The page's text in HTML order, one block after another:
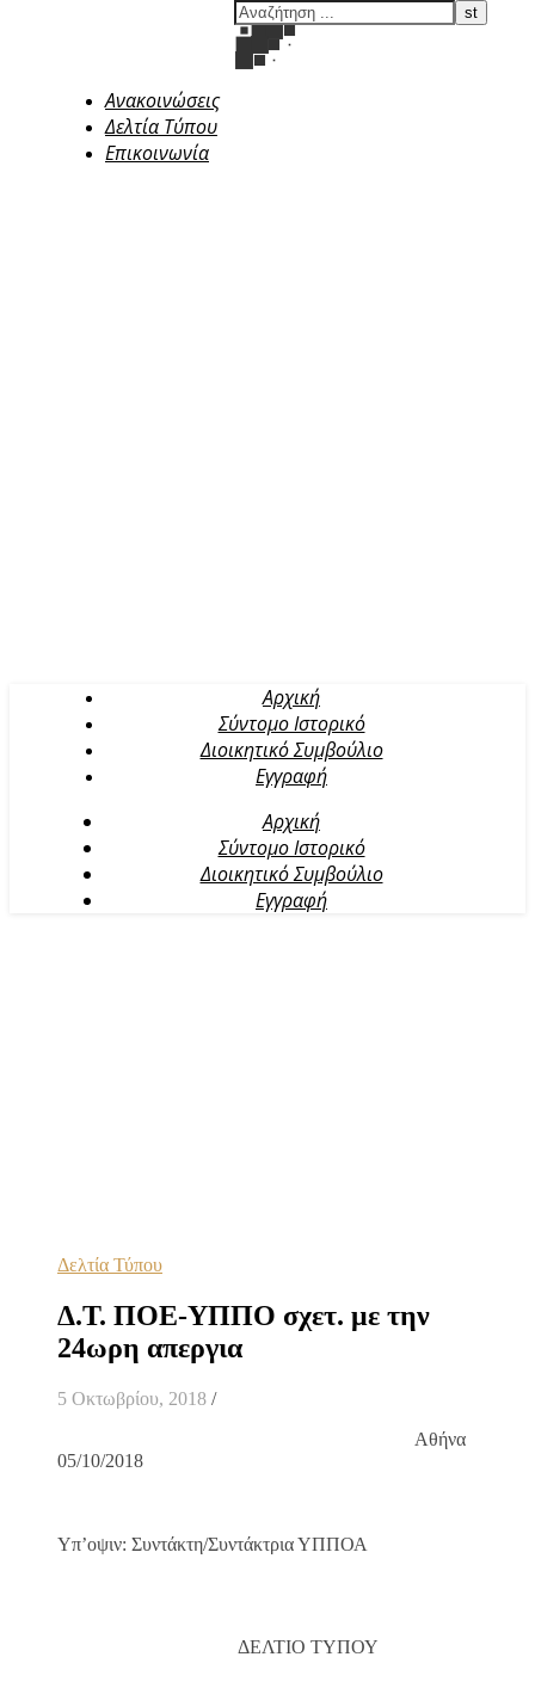
Ανακοινώσεις
Δελτία Τύπου
Επικοινωνία
Αρχική
Σύντομο Ιστορικό
Διοικητικό Συμβούλιο
Εγγραφή
Αρχική
Σύντομο Ιστορικό
Διοικητικό Συμβούλιο
Εγγραφή
Δελτία Τύπου
Δ.Τ. ΠΟΕ-ΥΠΠΟ σχετ. με την
24ωρη απεργια
5 Οκτωβρίου, 2018 /
Αθήνα
05/10/2018
Υπ’οψιν: Συντάκτη/Συντάκτρια ΥΠΠΟΑ
ΔΕΛΤΙΟ ΤΥΠΟΥ